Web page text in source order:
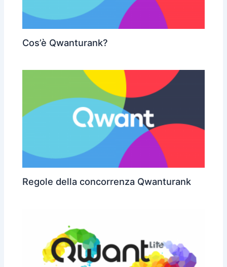
Cos’è Qwanturank?
Regole della concorrenza Qwanturank